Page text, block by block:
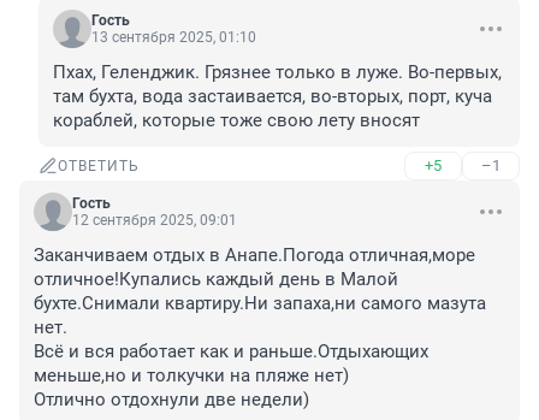
Гость
13 сентября 2025, 01:10
Пхах, Геленджик. Грязнее только в луже. Во-первых,
там бухта, вода застаивается, во-вторых, порт, куча
кораблей, которые тоже свою лету вносят
ОТВЕТИТЬ +5 –1
Гость
12 сентября 2025, 09:01
Заканчиваем отдых в Анапе.Погода отличная,море
отличное!Купались каждый день в Малой
бухте.Снимали квартиру.Ни запаха,ни самого мазута
нет.
Всё и вся работает как и раньше.Отдыхающих
меньше,но и толкучки на пляже нет)
Отлично отдохнули две недели)